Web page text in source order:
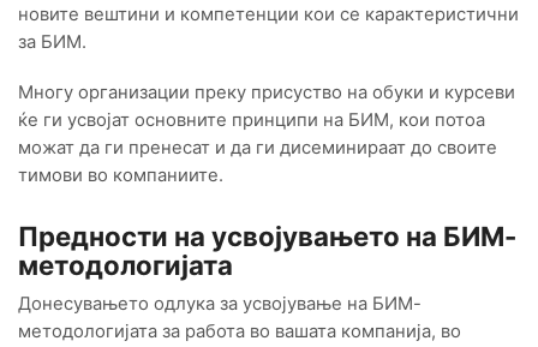
новите вештини и компетенции кои се карактеристични
за БИМ.
Многу организации преку присуство на обуки и курсеви
ќе ги усвојат основните принципи на БИМ, кои потоа
можат да ги пренесат и да ги дисеминираат до своите
тимови во компаниите.
Предности на усвојувањето на БИМ-
методологијата
Донесувањето одлука за усвојување на БИМ-
методологијата за работа во вашата компанија, во